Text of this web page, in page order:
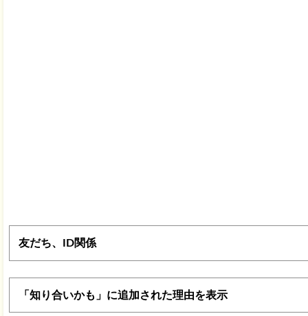
友だち、ID関係
「知り合いかも」に追加された理由を表示